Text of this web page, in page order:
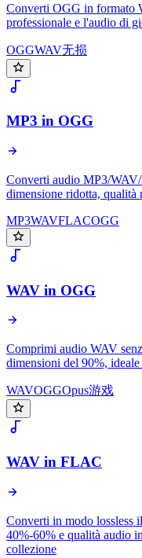
Converti OGG in formato
professionale e l'audio di
OGGWAV无损
MP3 in OGG
Converti audio MP3/
dimensione ridotta, qualità
MP3WAVFLACOGG
WAV in OGG
Comprimi audio WAV
dimensioni del 90%,
WAVOGGOpus游戏
WAV in FLAC
Converti in modo
40%-60% e qualità audio
collezione